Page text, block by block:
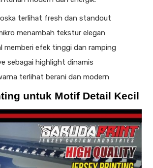
terlihat fresh dan standout
menambah tekstur elegan
memberi efek tinggi dan ramping
sebagai highlight dinamis
terlihat berani dan modern
untuk Motif Detail Kecil